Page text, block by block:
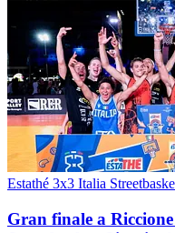
Estathé 3x3 Italia
Gran finale a